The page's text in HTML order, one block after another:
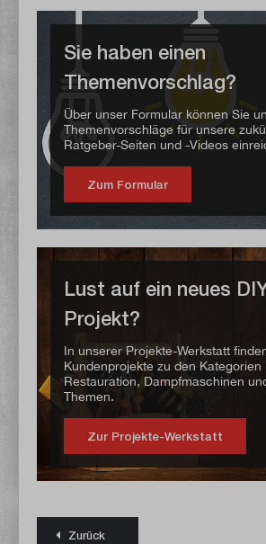
Sie haben einen
Themenvorschlag?
Über unser Formular können Sie
Themenvorschläge für unsere
Ratgeber-Seiten und -Videos
Zum Formular
Lust auf ein neues
Projekt?
In unserer Projekte-Werkstatt
Kundenprojekte zu den Kategorien
Restauration, Dampfmaschinen
Themen.
Zur Projekte-Werkstatt
Zurück